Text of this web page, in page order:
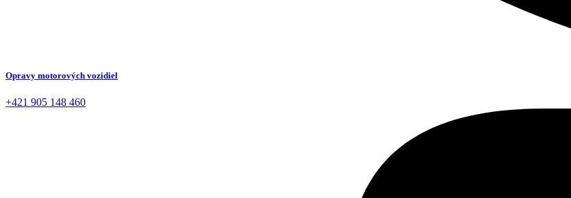
Opravy motorových vozidiel
+421 905 148 460